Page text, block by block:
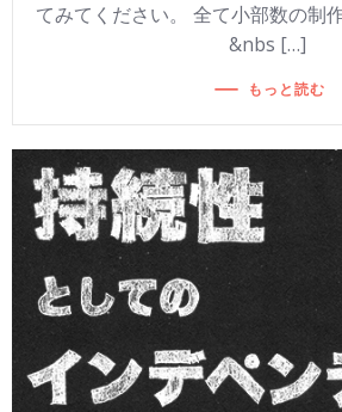
てみてください。 全て小部数の制
&nbs […]
もっと読む